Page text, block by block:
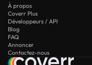
À propos
Coverr Plus
Développeurs / API
Blog
FAQ
Annoncer
Contactez-nous